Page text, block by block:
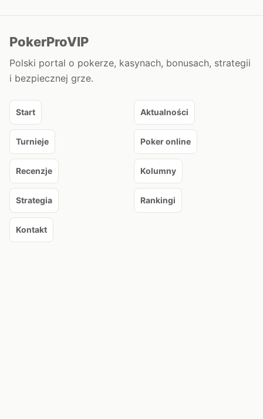
PokerProVIP
Polski portal o pokerze, kasynach, bonusach, strategii
i bezpiecznej grze.
Start Aktualności
Turnieje Poker online
Recenzje Kolumny
Strategia Rankingi
Kontakt